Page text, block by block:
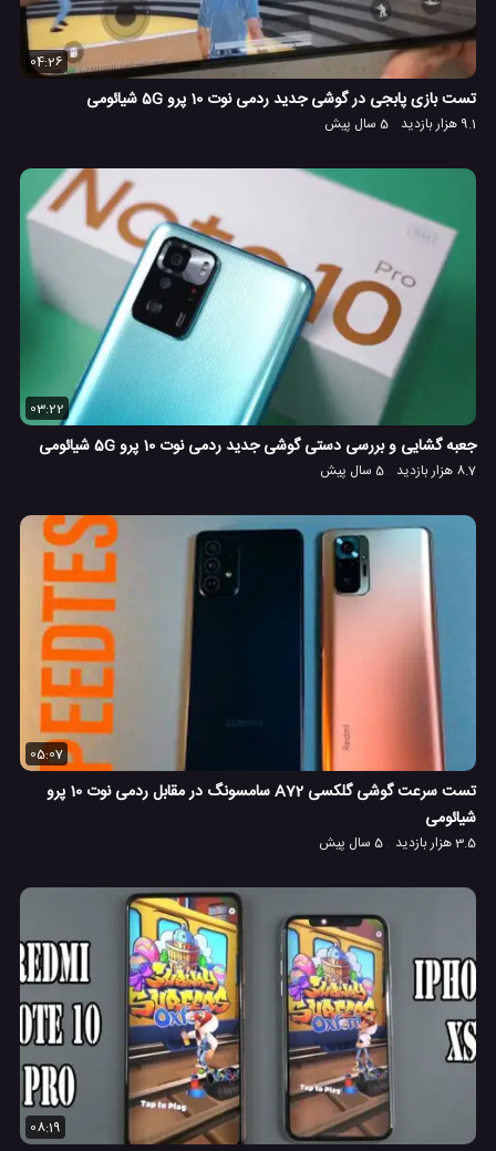
04:26
تست بازی پابجی در گوشی جدید ردمی نوت 10 پرو 5G شیائومی
9.1 هزار بازدید 5 سال پیش
03:22
جعبه گشایی و بررسی دستی گوشی جدید ردمی نوت 10 پرو 5G شیائومی
8.7 هزار بازدید 5 سال پیش
05:07
تست سرعت گوشی گلکسی A72 سامسونگ در مقابل ردمی نوت 10 پرو
شیائومی
3.5 هزار بازدید 5 سال پیش
08:19